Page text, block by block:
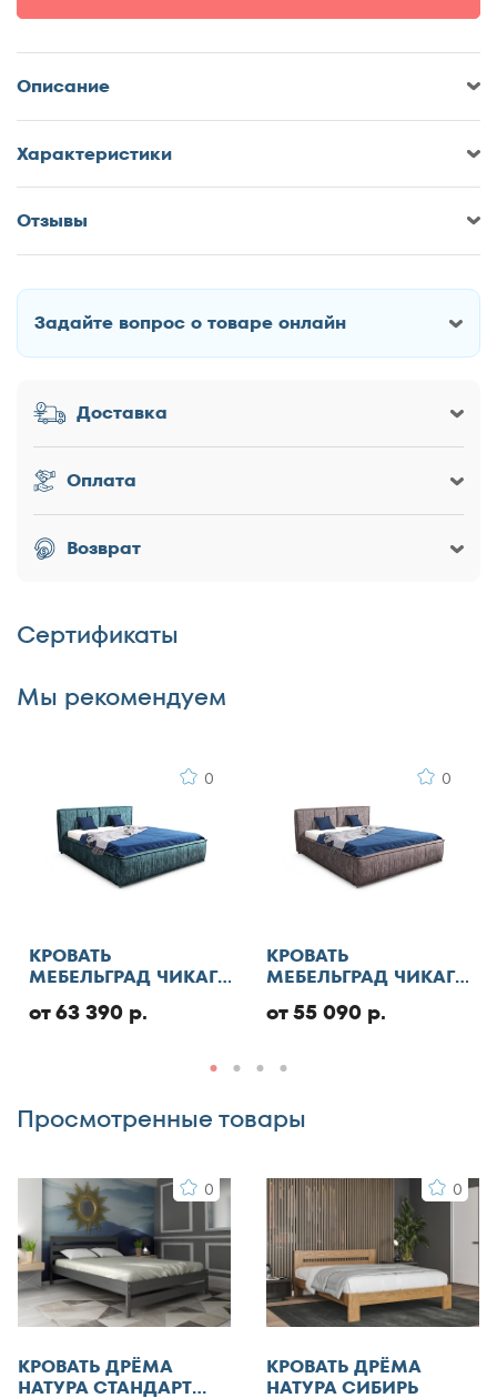
160x200
180x190
180x200
Описание
Характеристики
Отзывы
Оставить отзыв о Кровать ДМК
Как Вас зовут?
Заголовок
Оценка товара
Достоинства
Недостатки
Комментарий
Я согласен с
правилами публикации
пользовательского контентаи даю согласие на
обработку персональных данных
Отменить
Добавить отзыв
Задайте вопрос о товаре онлайн
Доставка
Оплата
Возврат
Сертификаты
Мы рекомендуем
0
КРОВАТЬ
МЕБЕЛЬГРАД ЧИКАГО
от 63 390 р.
0
КРОВАТЬ
МЕБЕЛЬГРАД ЧИКАГО
от 55 090 р.
Просмотренные товары
0
КРОВАТЬ ДРЁМА
НАТУРА СТАНДАРТ
0
КРОВАТЬ ДРЁМА
НАТУРА СИБИРЬ